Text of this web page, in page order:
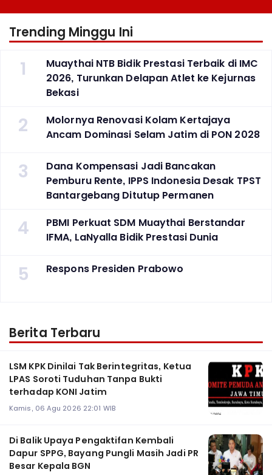
Trending Minggu Ini
1
Muaythai NTB Bidik Prestasi Terbaik di IMC
2026, Turunkan Delapan Atlet ke Kejurnas
Bekasi
2
Molornya Renovasi Kolam Kertajaya
Ancam Dominasi Selam Jatim di PON 2028
3
Dana Kompensasi Jadi Bancakan
Pemburu Rente, IPPS Indonesia Desak TPST
Bantargebang Ditutup Permanen
4
PBMI Perkuat SDM Muaythai Berstandar
IFMA, LaNyalla Bidik Prestasi Dunia
5 Respons Presiden Prabowo
Berita Terbaru
LSM KPK Dinilai Tak Berintegritas, Ketua
LPAS Soroti Tuduhan Tanpa Bukti
terhadap KONI Jatim
Kamis, 06 Agu 2026 22:01 WIB
Di Balik Upaya Pengaktifan Kembali
Dapur SPPG, Bayang Pungli Masih Jadi PR
Besar Kepala BGN